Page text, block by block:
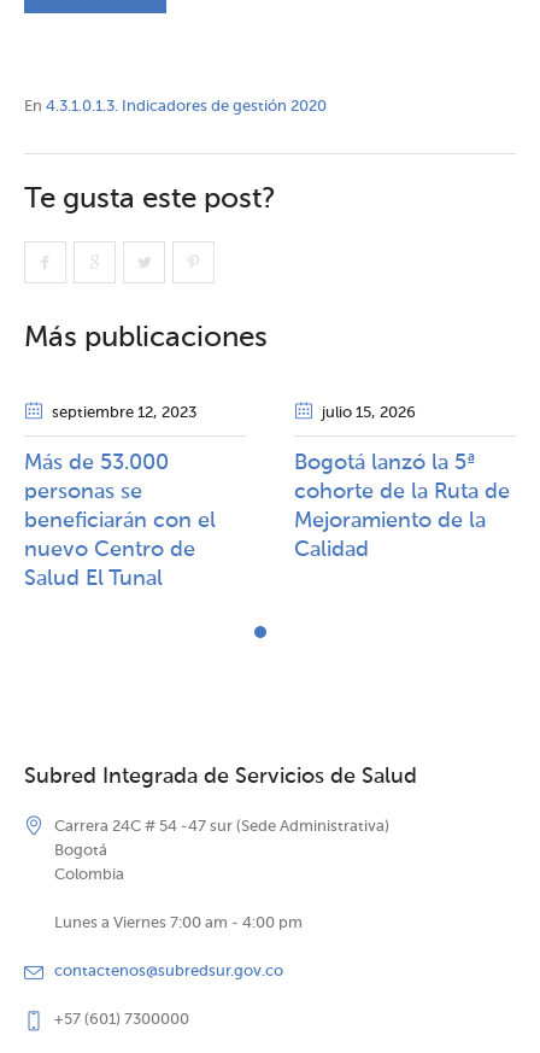
En 4.3.1.0.1.3. Indicadores de gestión 2020
Te gusta este post?
Más publicaciones
septiembre 12, 2023
Más de 53.000
personas se
beneficiarán con el
nuevo Centro de
Salud El Tunal
julio 15, 2026
Bogotá lanzó la 5ª
cohorte de la Ruta de
Mejoramiento de la
Calidad​​
Subred Integrada de Servicios de Salud
Carrera 24C # 54 -47 sur (Sede Administrativa)
Bogotá
Colombia
Lunes a Viernes 7:00 am - 4:00 pm
contactenos@subredsur.gov.co
+57 (601) 7300000